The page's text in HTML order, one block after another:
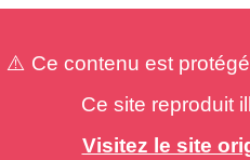
⚠️ Ce contenu est
Ce site reproduit
Visitez le site